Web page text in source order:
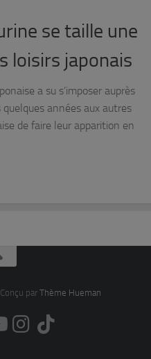
se taille une
loisirs japonais
a su s’imposer auprès
années aux autres
de faire leur apparition en
par Thème Hueman